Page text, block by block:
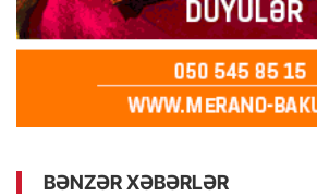
BƏNZƏR XƏBƏRLƏR